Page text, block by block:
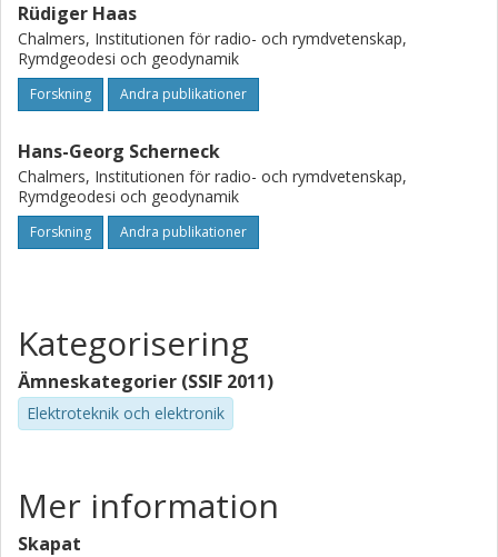
Rüdiger Haas
Chalmers, Institutionen för radio- och rymdvetenskap,
Rymdgeodesi och geodynamik
Forskning Andra publikationer
Hans-Georg Scherneck
Chalmers, Institutionen för radio- och rymdvetenskap,
Rymdgeodesi och geodynamik
Forskning Andra publikationer
Kategorisering
Ämneskategorier (SSIF 2011)
Elektroteknik och elektronik
Mer information
Skapat